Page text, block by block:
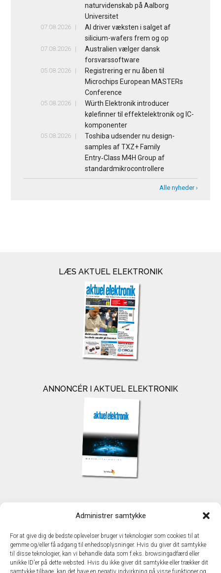
Administrer samtykke
For at give dig de bedste oplevelser bruger vi teknologier som cookies til at
gemme og/eller få adgang til enhedsoplysninger. Hvis du giver dit samtykke
til disse teknologier, kan vi behandle data som f.eks. browsingadfærd eller
unikke ID'er på dette websted. Hvis du ikke giver dit samtykke eller trækker dit
samtykke tilbage, kan det have en negativ indvirkning på visse funktioner og
naturvidenskab på Aalborg
Universitet
07.08.2026
AI driver væksten i salget af
silicium-wafers frem og op
07.08.2026
Australien vælger dansk
forsvarssoftware
05.08.2026
Registrering er nu åben til
Microchips European MASTERs
Conference
05.08.2026
Würth Elektronik introducer
kølefinner til effektelektronik og IC-
komponenter
05.08.2026
Toshiba udsender nu design-
samples af TXZ+ Family
Entry‑Class M4H Group af
standardmikrocontrollere
Alle nyheder ›
LÆS AKTUEL ELEKTRONIK
ANNONCÉR I AKTUEL ELEKTRONIK
TechMedia A/S
DK - 2600 Glostrup
www.techmedia.dk
Telefon: +45 43 24 26 28